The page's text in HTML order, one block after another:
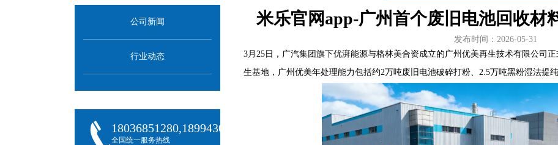
公司新闻
行业动态
18036851280,18994301288,18068407382
全国统一服务热线
米乐官网app-广州首个废旧电池回收材
发布时间：2026-05-31
3月25日，广汽集团旗下优湃能源与格林美合资成立的广州优美再生技术有限公司
生基地，广州优美年处理能力包括约2万吨废旧电池破碎打粉、2.5万吨黑粉湿法提